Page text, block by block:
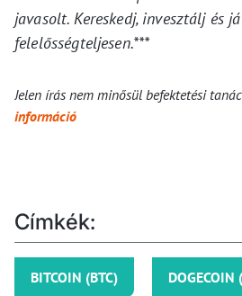
javasolt. Kereskedj, invesztálj és
felelősségteljesen.***
Jelen írás nem minősül befektetési
információ
Címkék:
BITCOIN (BTC) DOGECOIN